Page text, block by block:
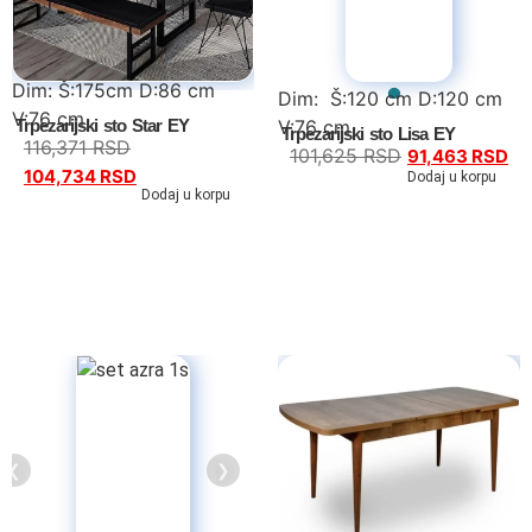
Dim: Š:175cm D:86 cm
V:76 cm
Trpezarijski sto Star EY
116,371RSD
104,734 RSD
Dodaj u korpu
Dim: Š:120 cm D:120 cm
V:76 cm
Trpezarijski sto Lisa EY
101,625RSD 91,463 RSD
Dodaj u korpu
❮ ❯